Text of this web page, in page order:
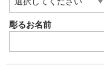
彫るお名前